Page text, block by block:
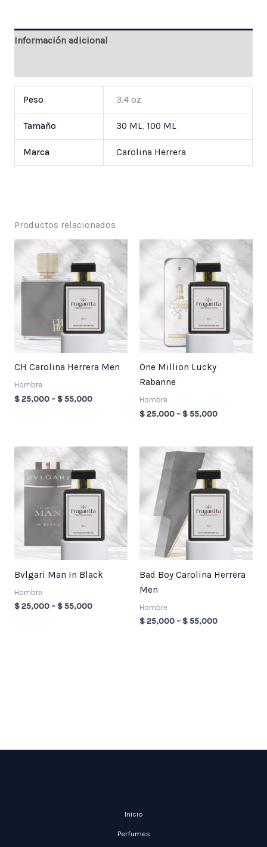
Información adicional
Peso 3.4 oz
Tamaño 30 ML, 100 ML
Marca Carolina Herrera
Productos relacionados
CH Carolina Herrera Men
Hombre
$25,000 –$55,000
Price
$ 25,000
through
$ 55,000
One Million Lucky
Rabanne
Hombre
$25,000 –$55,000
Price
$ 25,000
through
$ 55,000
Bvlgari Man In Black
Hombre
$25,000 –$55,000
Price
$ 25,000
through
$ 55,000
Bad Boy Carolina Herrera
Men
Hombre
$25,000 –$55,000
Price
$ 25,000
through
$ 55,000
Inicio
Perfumes